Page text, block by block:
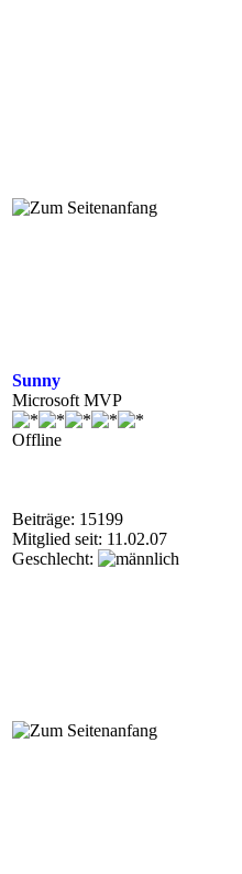
Sunny
Microsoft MVP
Offline
Beiträge: 15199
Mitglied seit: 11.02.07
Geschlecht: